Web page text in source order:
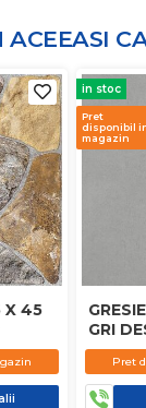
ACEEASI
X 45
in stoc
Pret
disponibil
magazin
GRI
Pret